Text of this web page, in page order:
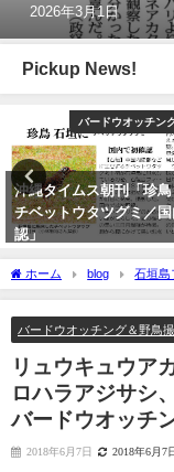
2024年12月16日
Pickup News!
【日本初記録種（２例目
島初記録 ニシブッポウ
European roller
ホーム blog 石垣島
影
リュウキュウアカシ
バードウオッチング＆野鳥
リュウキュウア
ロハラアジサシ
バードウオッチ
2018年6月7日 2018年6月7